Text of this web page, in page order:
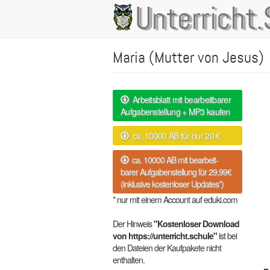
Main
navigation
Maria (Mutter von Jesus)
Arbeitsblatt mit bearbeitbarer
Aufgabenstellung + MP3 kaufen
ca. 10000 AB für nur 20 €
ca. 10000 AB mit bearbeit-
barer Aufgabenstellung für 29,99€
(inklusive kostenloser Updates*)
* nur mit einem Account auf eduki.com
Der Hinweis"Kostenloser Download
von https://unterricht.schule"ist bei
den Dateien der Kaufpakete nicht
enthalten.